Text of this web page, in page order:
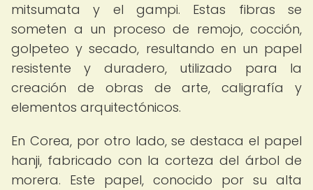
mitsumata y el gampi. Estas fibras se
someten a un proceso de remojo, cocción,
golpeteo y secado, resultando en un papel
resistente y duradero, utilizado para la
creación de obras de arte, caligrafía y
elementos arquitectónicos.
En Corea, por otro lado, se destaca el papel
hanji, fabricado con la corteza del árbol de
morera. Este papel, conocido por su alta